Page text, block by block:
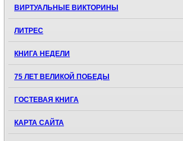
ВИРТУАЛЬНЫЕ ВИКТОРИНЫ
ЛИТРЕС
КНИГА НЕДЕЛИ
75 ЛЕТ ВЕЛИКОЙ ПОБЕДЫ
ГОСТЕВАЯ КНИГА
КАРТА САЙТА